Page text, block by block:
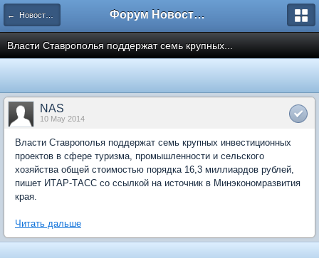
← Новости рынка недвижимости Форум Новостройки
Власти Ставрополья поддержат семь крупных...
NAS
10 May 2014
Власти Ставрополья поддержат семь крупных инвестиционных
проектов в сфере туризма, промышленности и сельского
хозяйства общей стоимостью порядка 16,3 миллиардов рублей,
пишет ИТАР-ТАСС со ссылкой на источник в Минэкономразвития
края.
Читать дальше